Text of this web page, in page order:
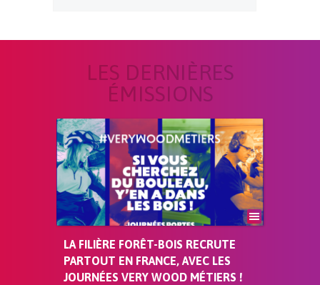
LES DERNIÈRES
ÉMISSIONS
LA FILIÈRE FORÊT-BOIS RECRUTE
PARTOUT EN FRANCE, AVEC LES
JOURNÉES VERY WOOD MÉTIERS !